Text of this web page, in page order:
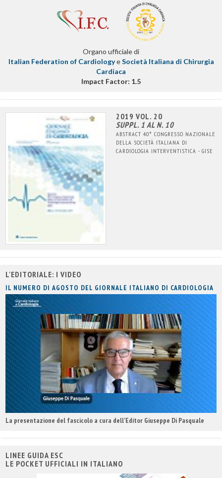
Organo ufficiale di
Italian Federation of CardiologyeSocietà Italiana di Chirurgia
Cardiaca
Impact Factor: 1.5
2019 VOL. 20
SUPPL. 1 AL N. 10
ABSTRACT 40° CONGRESSO NAZIONALE
DELLA SOCIETÀ ITALIANA DI
CARDIOLOGIA INTERVENTISTICA - GISE
L'EDITORIALE: I VIDEO
IL NUMERO DI AGOSTO DEL GIORNALE ITALIANO DI CARDIOLOGIA
La presentazione del fascicolo a cura dell'Editor Giuseppe Di Pasquale
LINEE GUIDA ESC
LE POCKET UFFICIALI IN ITALIANO